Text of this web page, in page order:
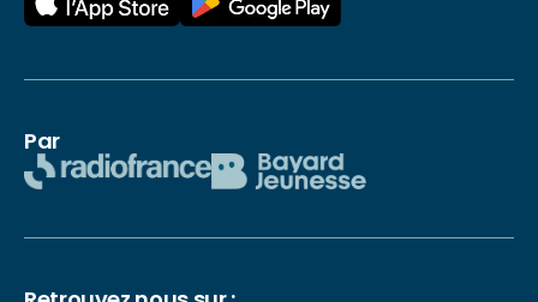
Par